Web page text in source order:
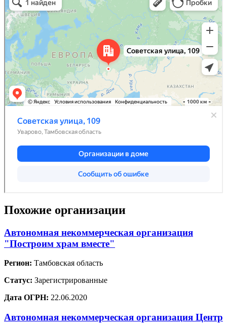
Похожие организации
Автономная некоммерческая организация
"Построим храм вместе"
Регион: Тамбовская область
Статус: Зарегистрированные
Дата ОГРН: 22.06.2020
Автономная некоммерческая организация Центр